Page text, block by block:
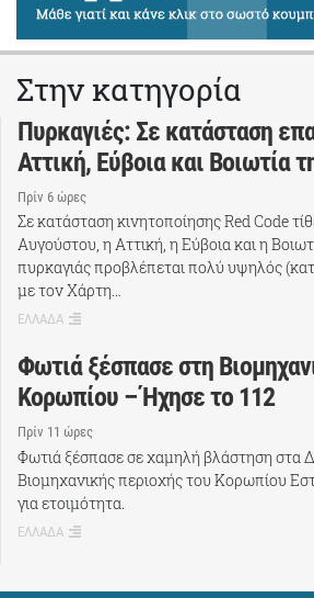
Στην κατηγορία
Πυρκαγιές: Σε κατάσταση
Αττική, Εύβοια και Βοιωτία
Πρίν 6 ώρες
Σε κατάσταση κινητοποίησης Red Code
Αυγούστου, η Αττική, η Εύβοια και η
πυρκαγιάς προβλέπεται πολύ υψηλός
με τον Χάρτη…
ΕΛΛΑΔΑ
Φωτιά ξέσπασε στη
Κορωπίου – Ήχησε το 112
Πρίν 11 ώρες
Φωτιά ξέσπασε σε χαμηλή βλάστηση στα
Βιομηχανικής περιοχής του Κορωπίου
για ετοιμότητα.
ΕΛΛΑΔΑ